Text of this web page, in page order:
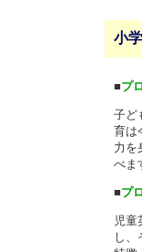
小
■プ
子ど
育は
力を
べま
■プ
児童
し、